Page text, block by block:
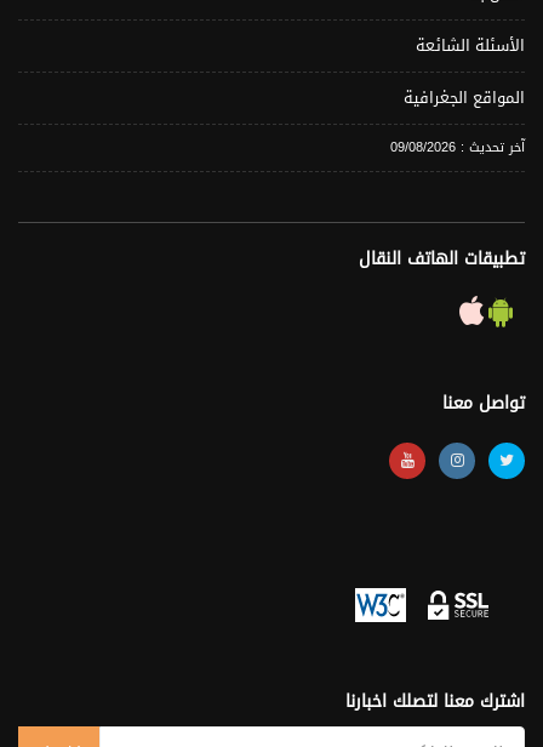
الأسئلة الشائعة
المواقع الجغرافية
آخر تحديث : 09/08/2026
تطبيقات الهاتف النقال
تواصل معنا
اشترك معنا لتصلك اخبارنا